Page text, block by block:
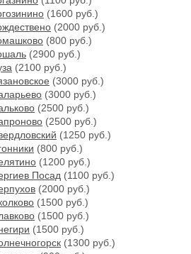
(1600 руб.)
(2000 руб.)
(800 руб.)
(2900 руб.)
(2100 руб.)
(3000 руб.)
(3000 руб.)
(2500 руб.)
(2500 руб.)
(1250 руб.)
(800 руб.)
(1200 руб.)
Посад (1100 руб.)
(2000 руб.)
(1500 руб.)
(1500 руб.)
(1500 руб.)
(1300 руб.)